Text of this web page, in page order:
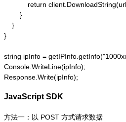
return
        }
    }
}
string ipInfo =
Console.WriteLine(ipInfo);
Response.Write(ipInfo);
JavaScript SDK
方法一：以 POST 方式请求数据